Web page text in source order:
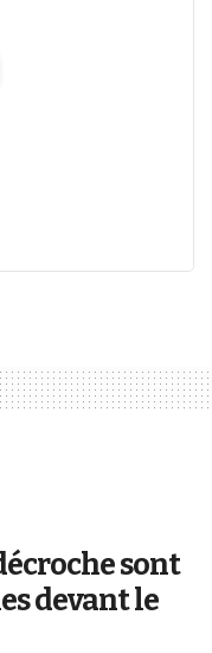
sont
devant le